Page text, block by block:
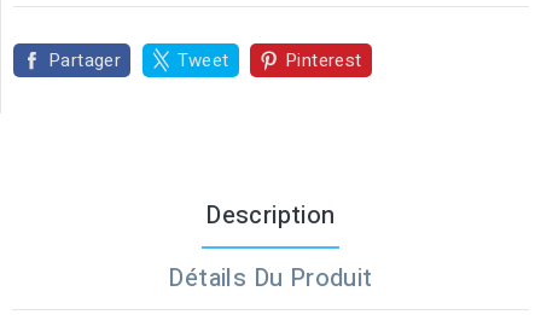
Partager Tweet Pinterest
Description
Détails Du Produit